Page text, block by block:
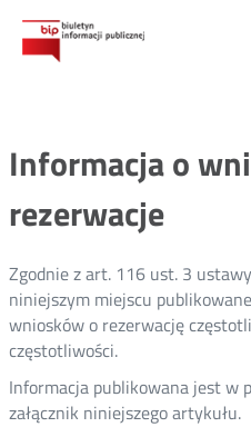
Informacja o
rezerwacje
Zgodnie z art. 116 ust. 3
niniejszym miejscu
wniosków o rezerwację
częstotliwości.
Informacja publikowana jest w
załącznik niniejszego artykułu.